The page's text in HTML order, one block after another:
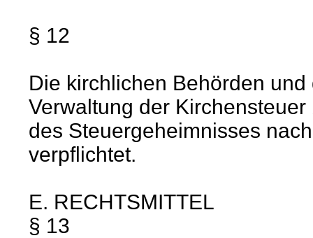
§ 12
Die kirchlichen Behörden
Verwaltung der
des Steuergeheimnisses
verpflichtet.
E. RECHTSMITTEL
§ 13